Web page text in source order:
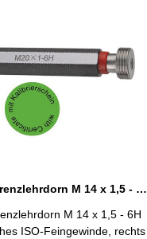
Gewinde-Grenzlehrdorn M 14 x 1,5 - 6H DIN 13
M 14 x 1,5 - 6H
ISO-Feingewinde, rechts